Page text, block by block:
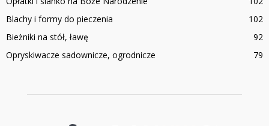
Blachy i formy do pieczenia
102
Bieżniki na stół, ławę
92
Opryskiwacze sadownicze, ogrodnicze
79